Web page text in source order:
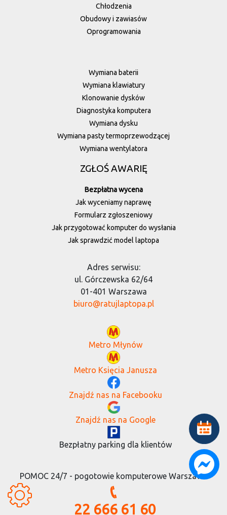
Chłodzenia
Obudowy i zawiasów
Oprogramowania
Wymiana baterii
Wymiana klawiatury
Klonowanie dysków
Diagnostyka komputera
Wymiana dysku
Wymiana pasty termoprzewodzącej
Wymiana wentylatora
ZGŁOŚ AWARIĘ
Bezpłatna wycena
Jak wyceniamy naprawę
Formularz zgłoszeniowy
Jak przygotować komputer do wysłania
Jak sprawdzić model laptopa
Adres serwisu:
ul. Górczewska 62/64
01-401 Warszawa
biuro@ratujlaptopa.pl
Metro Młynów
Metro Księcia Janusza
Znajdź nas na Facebooku
Znajdź nas na Google
Bezpłatny parking dla klientów
POMOC 24/7 - pogotowie komputerowe Warszawa
22 666 61 60